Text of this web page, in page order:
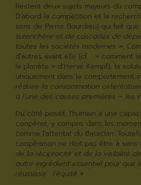
Restent deux sujets majeurs du
D’abord la compétition et la
sens de Pierre Bourdieu) qui fait
surenchère et de cascades de
toutes les sociétés modernes ».
d’autres avant elle (cf. : « comment
la planète » d’Hervé Kempf), la
uniquement dans le comportement
réduire la consommation
à l’une des causes premières – les
Du côté positif, l’humain a une
coopérer, y compris dans les
comme l’attentat du Bataclan.
coopération ne doit pas être à sens
de la réciprocité et de la visibilité
autre ingrédient essentiel pour que
réussisse : l’équité ».